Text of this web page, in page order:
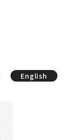
English